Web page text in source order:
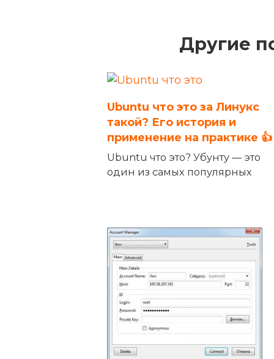
Другие
Ubuntu что это за Линукс
такой? Его история и
применение на практике 👍
Ubuntu что это? Убунту — это
один из самых популярных